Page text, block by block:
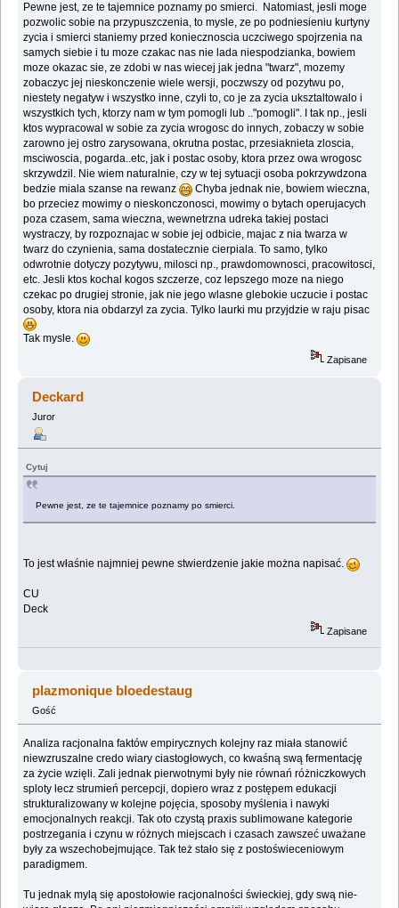
Pewne jest, ze te tajemnice poznamy po smierci. Natomiast, jesli moge
pozwolic sobie na przypuszczenia, to mysle, ze po podniesieniu kurtyny
zycia i smierci staniemy przed koniecznoscia uczciwego spojrzenia na
samych siebie i tu moze czakac nas nie lada niespodzianka, bowiem
moze okazac sie, ze zdobi w nas wiecej jak jedna "twarz", mozemy
zobaczyc jej nieskonczenie wiele wersji, poczwszy od pozytwu po,
niestety negatyw i wszystko inne, czyli to, co je za zycia uksztaltowalo i
wszystkich tych, ktorzy nam w tym pomogli lub .."pomogli". I tak np., jesli
ktos wypracowal w sobie za zycia wrogosc do innych, zobaczy w sobie
zarowno jej ostro zarysowana, okrutna postac, przesiaknieta zloscia,
msciwoscia, pogarda..etc, jak i postac osoby, ktora przez owa wrogosc
skrzywdzil. Nie wiem naturalnie, czy w tej sytuacji osoba pokrzywdzona
bedzie miala szanse na rewanz
Chyba jednak nie, bowiem wieczna,
bo przeciez mowimy o nieskonczonosci, mowimy o bytach operujacych
poza czasem, sama wieczna, wewnetrzna udreka takiej postaci
wystraczy, by rozpoznajac w sobie jej odbicie, majac z nia twarza w
twarz do czynienia, sama dostatecznie cierpiala. To samo, tylko
odwrotnie dotyczy pozytywu, milosci np., prawdomownosci, pracowitosci,
etc. Jesli ktos kochal kogos szczerze, coz lepszego moze na niego
czekac po drugiej stronie, jak nie jego wlasne glebokie uczucie i postac
osoby, ktora nia obdarzyl za zycia. Tylko laurki mu przyjdzie w raju pisac
Tak mysle.
Zapisane
Deckard
Juror
Cytuj
Pewne jest, ze te tajemnice poznamy po smierci.
To jest właśnie najmniej pewne stwierdzenie jakie można napisać.
CU
Deck
Zapisane
plazmonique bloedestaug
Gość
Analiza racjonalna faktów empirycznych kolejny raz miała stanowić
niewzruszalne credo wiary ciastogłowych, co kwaśną swą fermentację
za życie wzięli. Zali jednak pierwotnymi były nie równań różniczkowych
sploty lecz strumień percepcji, dopiero wraz z postępem edukacji
strukturalizowany w kolejne pojęcia, sposoby myślenia i nawyki
emocjonalnych reakcji. Tak oto czystą praxis sublimowane kategorie
postrzegania i czynu w różnych miejscach i czasach zawszeć uważane
były za wszechobejmujące. Tak też stało się z postoświeceniowym
paradigmem.
Tu jednak mylą się apostołowie racjonalności świeckiej, gdy swą nie-